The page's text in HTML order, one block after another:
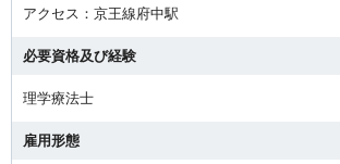
アクセス：京王線府中駅
必要資格及び経験
理学療法士
雇用形態